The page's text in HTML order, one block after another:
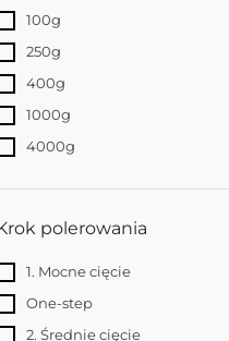
100g
250g
400g
1000g
4000g
polerowania
1. Mocne cięcie
One-step
2. Średnie cięcie